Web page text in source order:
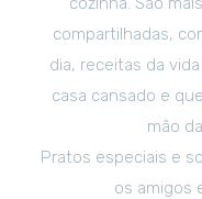
compartilhadas,
dia, receitas da
casa cansado e
mão
Pratos especiais e
os amigos